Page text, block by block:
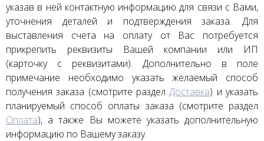
указав в ней контактную информацию для связи с Вами,
уточнения деталей и подтверждения заказа. Для
выставления счёта на оплату от Вас потребуется
прикрепить реквизиты Вашей компании или ИП
(карточку с реквизитами). Дополнительно в поле
примечание необходимо указать желаемый способ
получения заказа (смотрите разделДоставка) и указать
планируемый способ оплаты заказа (смотрите раздел
Оплата), а также Вы можете указать дополнительную
информацию по Вашему заказу.